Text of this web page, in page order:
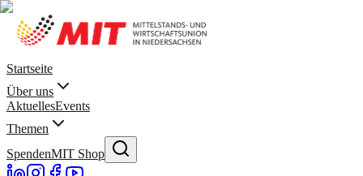
Startseite
Über uns
AktuellesEvents
Themen
SpendenMIT Shop